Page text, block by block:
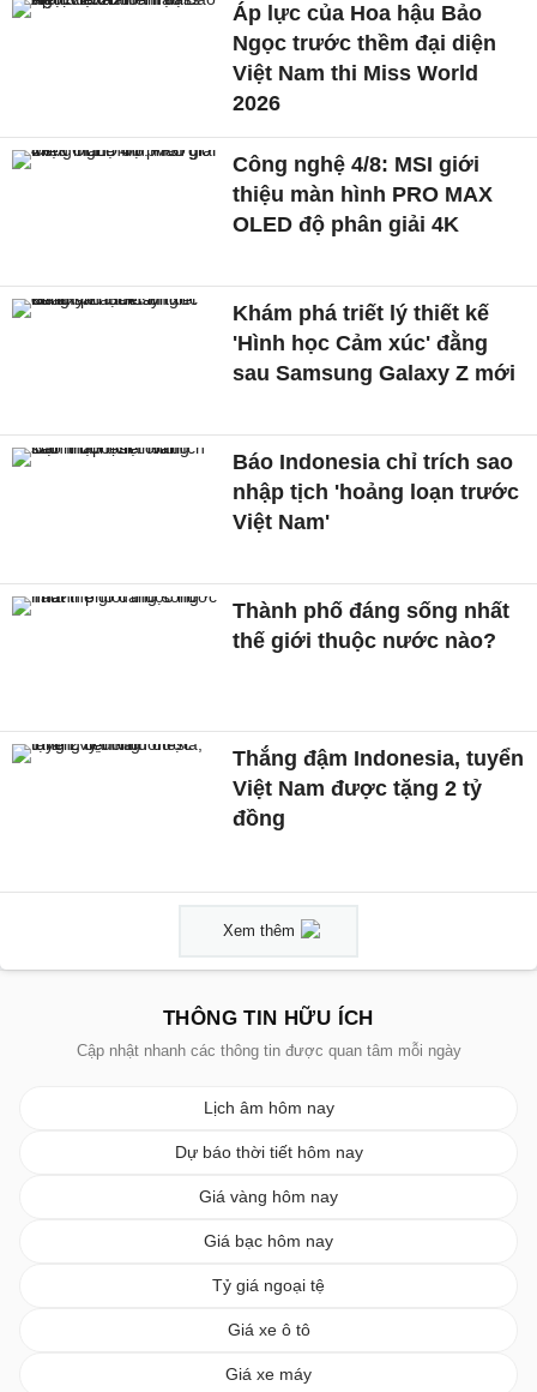
Áp lực của Hoa hậu Bảo
Ngọc trước thềm đại diện
Việt Nam thi Miss World
2026
Công nghệ 4/8: MSI giới
thiệu màn hình PRO MAX
OLED độ phân giải 4K
Khám phá triết lý thiết kế
'Hình học Cảm xúc' đằng
sau Samsung Galaxy Z mới
Báo Indonesia chỉ trích sao
nhập tịch 'hoảng loạn trước
Việt Nam'
Thành phố đáng sống nhất
thế giới thuộc nước nào?
Thắng đậm Indonesia, tuyển
Việt Nam được tặng 2 tỷ
đồng
Xem thêm
THÔNG TIN HỮU ÍCH
Cập nhật nhanh các thông tin được quan tâm mỗi ngày
Lịch âm hôm nay
Dự báo thời tiết hôm nay
Giá vàng hôm nay
Giá bạc hôm nay
Tỷ giá ngoại tệ
Giá xe ô tô
Giá xe máy